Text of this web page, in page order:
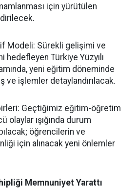
için yürütülen
Modeli: Sürekli gelişimi ve
Türkiye Yüzyılı
yeni eğitim döneminde
ve işlemler detaylandırılacak.
Geçtiğimiz eğitim-öğretim
olaylar ışığında durum
öğrencilerin ve
için alınacak yeni önlemler
Memnuniyet Yarattı